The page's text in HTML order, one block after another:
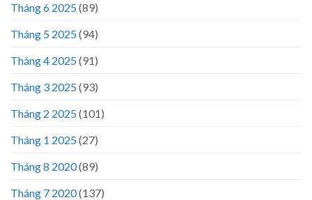
Tháng 6 2025(89)
Tháng 5 2025(94)
Tháng 4 2025(91)
Tháng 3 2025(93)
Tháng 2 2025(101)
Tháng 1 2025(27)
Tháng 8 2020(89)
Tháng 7 2020(137)